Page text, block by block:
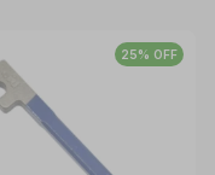
25% OFF